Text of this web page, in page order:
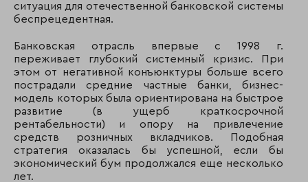
57 36 Собинбанк
59 54 ТрансКапиталБанк
Юниаструм Банк
61 55 Балтийский банк
62 52 Еврофинанс
ситуация для отечественной банковской системы
беспрецедентная.
Банковская отрасль впервые с 1998 г.
переживает глубокий системный кризис. При
этом от негативной конъюнктуры больше всего
пострадали средние частные банки, бизнес-
модель которых была ориентирована на быстрое
развитие (в ущерб краткосрочной
рентабельности) и опору на привлечение
средств розничных вкладчиков. Подобная
стратегия оказалась бы успешной, если бы
экономический бум продолжался еще несколько
лет.